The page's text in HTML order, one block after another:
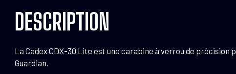
DESCRIPTION
La Cadex CDX-30 Lite est une carabine à verrou de
Guardian.